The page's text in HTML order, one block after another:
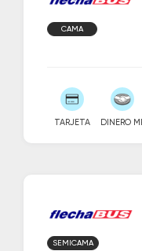
CAMA
TARJETA DINERO
SEMICAMA